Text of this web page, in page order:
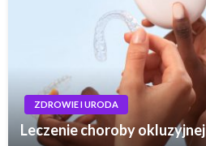
ZDROWIE I URODA
Leczenie choroby okluzyjnej